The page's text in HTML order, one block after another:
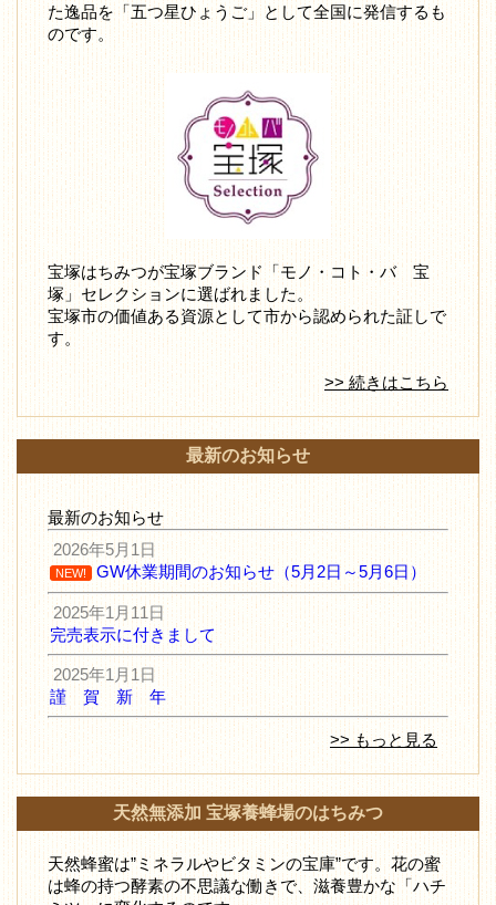
た逸品を「五つ星ひょうご」として全国に発信するも
のです。
宝塚はちみつが宝塚ブランド「モノ・コト・バ 宝
塚」セレクションに選ばれました。
宝塚市の価値ある資源として市から認められた証しで
す。
>> 続きはこちら
最新のお知らせ
最新のお知らせ
2026年5月1日
NEW! GW休業期間のお知らせ（5月2日～5月6日）
2025年1月11日
完売表示に付きまして
2025年1月1日
謹 賀 新 年
>> もっと見る
天然無添加 宝塚養蜂場のはちみつ
天然蜂蜜は”ミネラルやビタミンの宝庫”です。花の蜜
は蜂の持つ酵素の不思議な働きで、滋養豊かな「ハチ